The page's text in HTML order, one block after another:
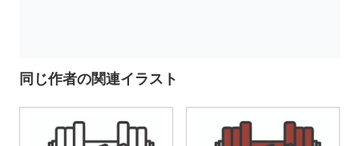
同じ作者の関連イラスト